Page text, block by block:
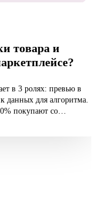
товара и
в 3 ролях: превью в
данных для алгоритма.
покупают со